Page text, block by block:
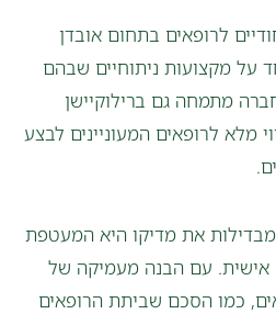
לרופאים בתחום אובדן
על מקצועות ניתוחיים שבהם
מתמחה גם ברילוקיישן
מלא לרופאים המעוניינים לבצע
את מדיקו היא המעטפת
אישית. עם הבנה מעמיקה של
כמו הסכם שביתת הרופאים